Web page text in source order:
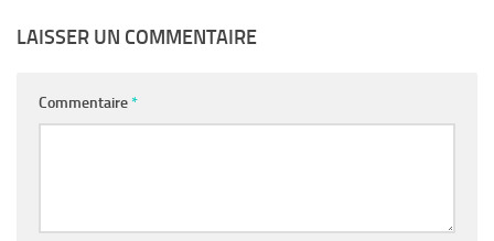
LAISSER UN COMMENTAIRE
Commentaire*